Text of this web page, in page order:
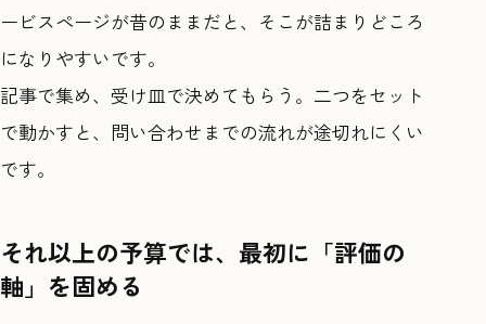
ービスページが昔のままだと、そこが詰まりどころ
になりやすいです。
記事で集め、受け皿で決めてもらう。二つをセット
で動かすと、問い合わせまでの流れが途切れにくい
です。
それ以上の予算では、最初に「評価の
軸」を固める